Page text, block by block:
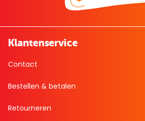
Klantenservice
Contact
Bestellen & betalen
Retourneren